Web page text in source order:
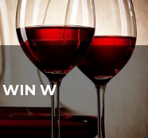
WIN W